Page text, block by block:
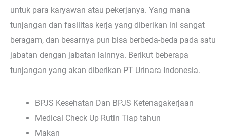
untuk para karyawan atau pekerjanya. Yang mana
tunjangan dan fasilitas kerja yang diberikan ini sangat
beragam, dan besarnya pun bisa berbeda-beda pada satu
jabatan dengan jabatan lainnya. Berikut beberapa
tunjangan yang akan diberikan PT Urinara Indonesia.
BPJS Kesehatan Dan BPJS Ketenagakerjaan
Medical Check Up Rutin Tiap tahun
Makan